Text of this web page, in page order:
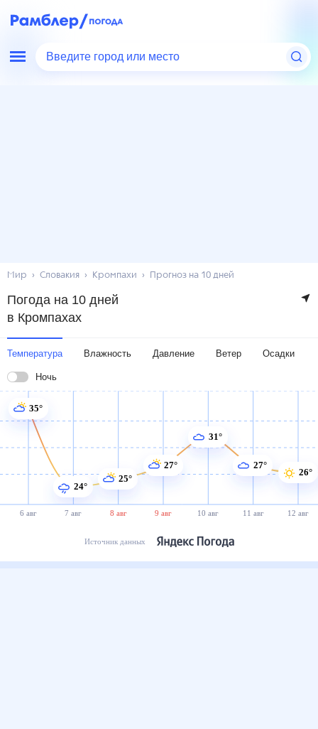
Введите город или место
Мир Словакия Кромпахи Прогноз на 10 дней
Погода на 10 дней
в Кромпахах
Температура Влажность Давление Ветер Осадки
Ночь
6 авг 7 авг 8 авг 9 авг 10 авг 11 авг 12 авг
35°
24°
25°
27°
31°
27°
26°
Источник данных